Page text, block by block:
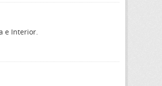
e Interior.